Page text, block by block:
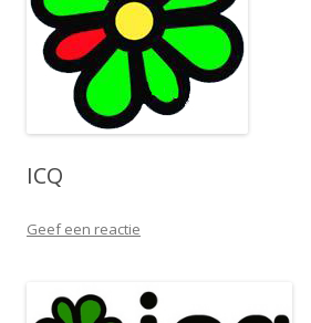
ICQ
Geef een reactie